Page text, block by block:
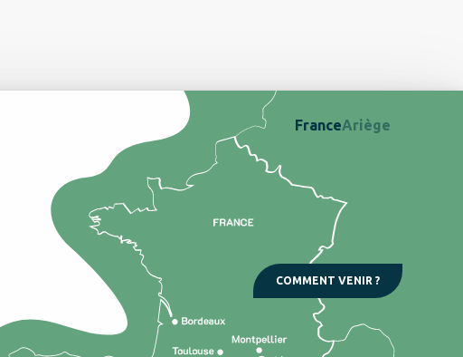
COMMENT VENIR ?
FranceAriège